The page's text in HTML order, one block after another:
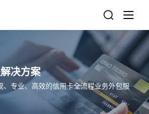
决方案
、专业、高效的信用卡全流程业务外包服